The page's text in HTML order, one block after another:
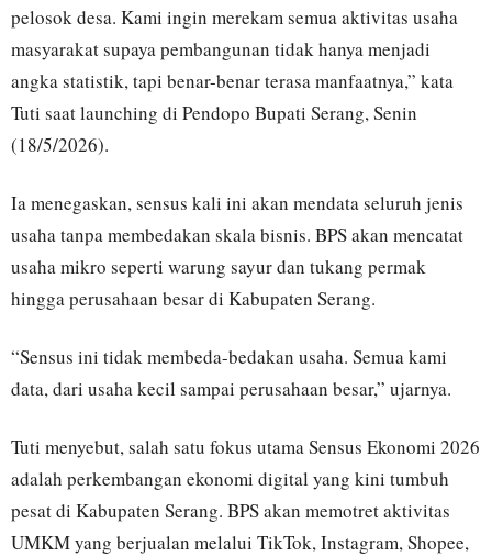
pelosok desa. Kami ingin merekam semua aktivitas usaha
masyarakat supaya pembangunan tidak hanya menjadi
angka statistik, tapi benar-benar terasa manfaatnya,” kata
Tuti saat launching di Pendopo Bupati Serang, Senin
(18/5/2026).
Ia menegaskan, sensus kali ini akan mendata seluruh jenis
usaha tanpa membedakan skala bisnis. BPS akan mencatat
usaha mikro seperti warung sayur dan tukang permak
hingga perusahaan besar di Kabupaten Serang.
“Sensus ini tidak membeda-bedakan usaha. Semua kami
data, dari usaha kecil sampai perusahaan besar,” ujarnya.
Tuti menyebut, salah satu fokus utama Sensus Ekonomi 2026
adalah perkembangan ekonomi digital yang kini tumbuh
pesat di Kabupaten Serang. BPS akan memotret aktivitas
UMKM yang berjualan melalui TikTok, Instagram, Shopee,